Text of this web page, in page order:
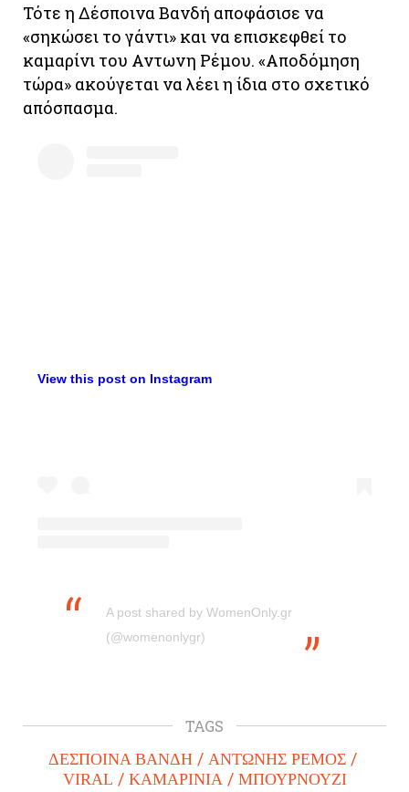
Τότε η Δέσποινα Βανδή αποφάσισε να
«σηκώσει το γάντι» και να επισκεφθεί το
καμαρίνι του Αντωνη Ρέμου. «Αποδόμηση
τώρα» ακούγεται να λέει η ίδια στο σχετικό
απόσπασμα.
View this post on Instagram
A post shared by WomenOnly.gr
(@womenonlygr)
TAGS
ΔΕΣΠΟΙΝΑ ΒΑΝΔΗ
ΑΝΤΩΝΗΣ ΡΕΜΟΣ
VIRAL
ΚΑΜΑΡΙΝΙΑ ΜΠΟΥΡΝΟΥΖΙ